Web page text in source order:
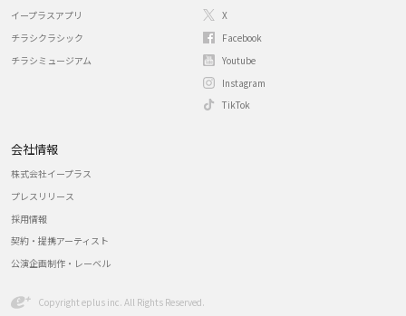
イープラスアプリ
チラシクラシック
チラシミュージアム
X
Facebook
Youtube
Instagram
TikTok
会社情報
株式会社イープラス
プレスリリース
採用情報
契約・提携アーティスト
公演企画制作・レーベル
Copyright eplus inc. All Rights Reserved.